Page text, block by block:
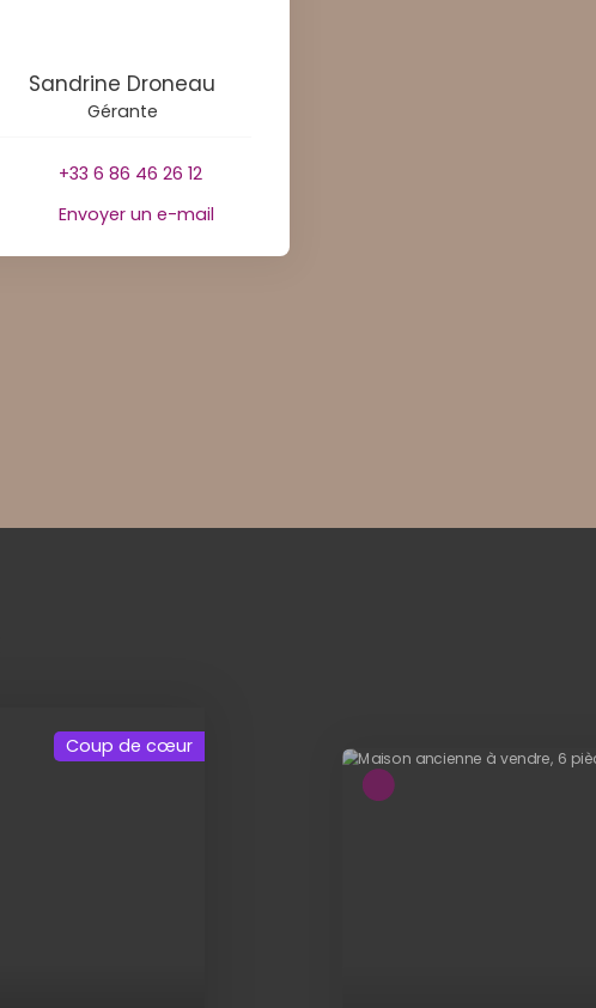
Sandrine Droneau
Gérante
+33 6 86 46 26 12
Envoyer un e-mail
A voir absolument